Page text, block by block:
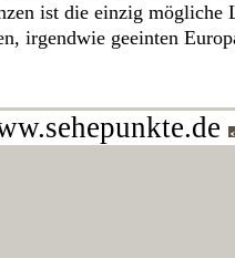
ist die einzig mögliche
irgendwie geeinten